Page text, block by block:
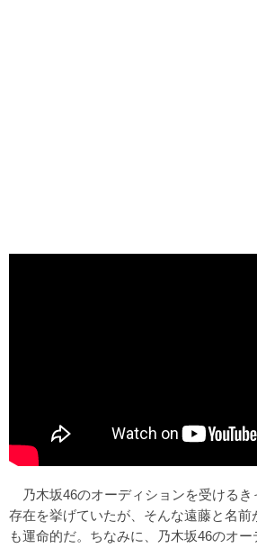
乃木坂46のオーディションを受けるき
存在を挙げていたが、そんな遠藤と名前
も運命的だ。ちなみに、乃木坂46のオ